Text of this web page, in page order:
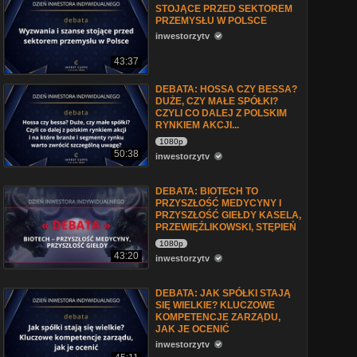
43:37
STOJĄCE PRZED SEKTOREM
PRZEMYSŁU W POLSCE
inwestorzytv
50:38
DEBATA: HOSSA CZY BESSA?
DUŻE, CZY MAŁE SPÓŁKI?
CZYLI CO DALEJ Z POLSKIM
RYNKIEM AKCJI...
1080p
inwestorzytv
43:20
DEBATA: BIOTECH TO
PRZYSZŁOŚĆ MEDYCYNY I
PRZYSZŁOŚĆ GIEŁDY KASELA,
PRZEWIĘŹLIKOWSKI, STĘPIEŃ
1080p
inwestorzytv
DEBATA: JAK SPÓŁKI STAJĄ
SIĘ WIELKIE? KLUCZOWE
KOMPETENCJE ZARZĄDU,
JAK JE OCENIĆ
inwestorzytv